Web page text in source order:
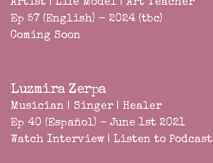
Artist | Life Model | Art Teacher
Ep 57 (English) - 2024 (tbc)
Coming Soon
Luzmira Zerpa
Musician | Singer | Healer
Ep 40 (Español) - June 1st 2021
Watch Interview | Listen to Podcast